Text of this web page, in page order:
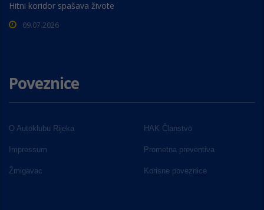
Hitni koridor spašava živote
09.07.2026
Poveznice
O Autoklubu Rijeka HAK Članstvo
Impressum Prometna preventiva
Žmigavac Korisne poveznice